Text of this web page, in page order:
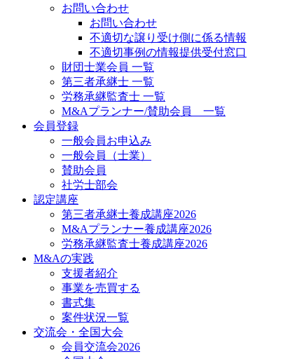
お問い合わせ
お問い合わせ
不適切な譲り受け側に係る情報
不適切事例の情報提供受付窓口
財団士業会員 一覧
第三者承継士 一覧
労務承継監査士 一覧
M&Aプランナー/賛助会員 一覧
会員登録
一般会員お申込み
一般会員（士業）
賛助会員
社労士部会
認定講座
第三者承継士養成講座2026
M&Aプランナー養成講座2026
労務承継監査士養成講座2026
M&Aの実践
支援者紹介
事業を売買する
書式集
案件状況一覧
交流会・全国大会
会員交流会2026